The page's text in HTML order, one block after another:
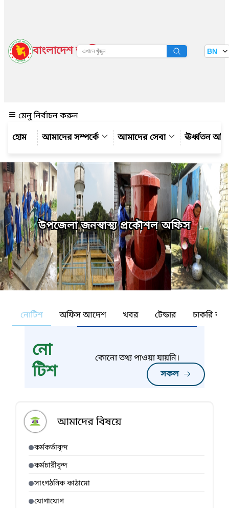
বাংলাদেশ জাতীয় তথ্য বাতায়ন BN
মেনু নির্বাচন করুন
আমাদের সম্পর্কে
আমাদের সেবা ঊর্ধ্বতন
উপজেলা জনস্বাস্থ্য প্রকৌশল অফিস
নোটিশ অফিস আদেশ খবর টেন্ডার চাকরি
নো
টিশ
সকল
কোনো তথ্য পাওয়া যায়নি।
আমাদের বিষয়ে
কর্মকর্তাবৃন্দ
কর্মচারীবৃন্দ
সাংগঠনিক কাঠামো
যোগাযোগ